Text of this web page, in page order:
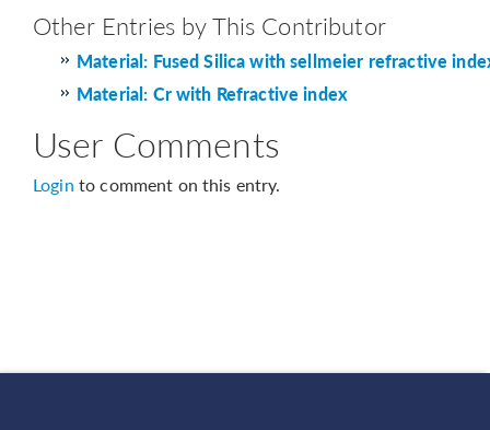
Other Entries by This Contributor
Material: Fused Silica with sellmeier refractive
Material: Cr with Refractive index
User Comments
Login to comment on this entry.